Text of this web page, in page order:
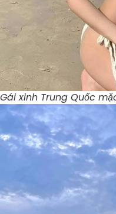
Gái xinh Trung Quốc